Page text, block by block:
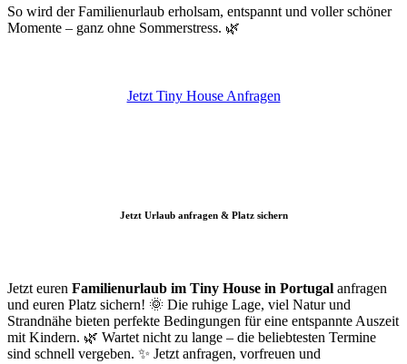
So wird der Familienurlaub erholsam, entspannt und voller schöner
Momente – ganz ohne Sommerstress. 🌿
Jetzt Tiny House Anfragen
Jetzt Urlaub anfragen & Platz sichern
Jetzt euren Familienurlaub im Tiny House in Portugal anfragen
und euren Platz sichern! 🌞 Die ruhige Lage, viel Natur und
Strandnähe bieten perfekte Bedingungen für eine entspannte Auszeit
mit Kindern. 🌿 Wartet nicht zu lange – die beliebtesten Termine
sind schnell vergeben. ✨ Jetzt anfragen, vorfreuen und